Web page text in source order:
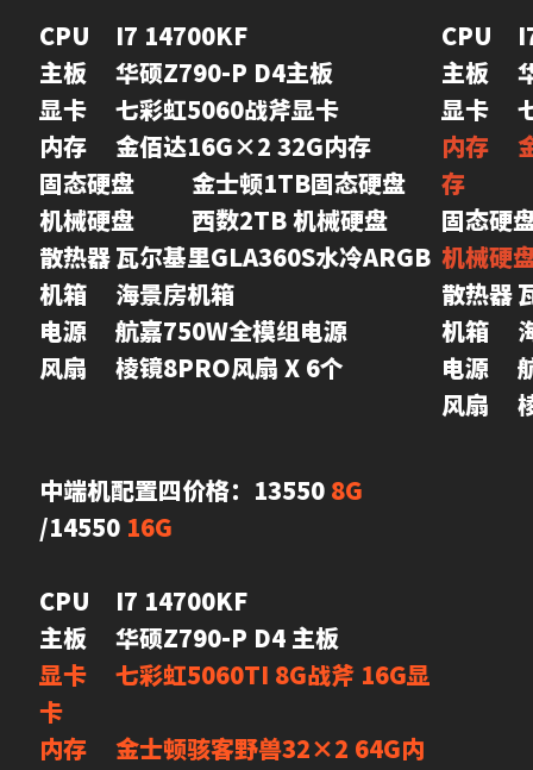
CPU	I7 14700KF
主板	华硕Z790-P D4主板
显卡	七彩虹5060战斧显卡
内存	金佰达16G×2 32G内存
固态硬盘	金士顿1TB固态硬盘
机械硬盘	西数2TB 机械硬盘
散热器	瓦尔基里GLA360S水冷ARGB
机箱	海景房机箱
电源	航嘉750W全模组电源
风扇	棱镜8PRO风扇 X 6个
CPU	I7 14700KF
主板	华硕Z790-P D4 主板
内存	金士顿骇客野兽32×2 64G内
存
散热器	瓦尔基里GLA360水冷ARGB
机箱	海景房机箱
电源	航嘉750W全模组电源
中端机配置四价格：13550 8G
/14550 16G
CPU	I7 14700KF
显卡	七彩虹5060TI 8G战斧 16G显
卡
内存	金士顿骇客野兽32×2 64G内